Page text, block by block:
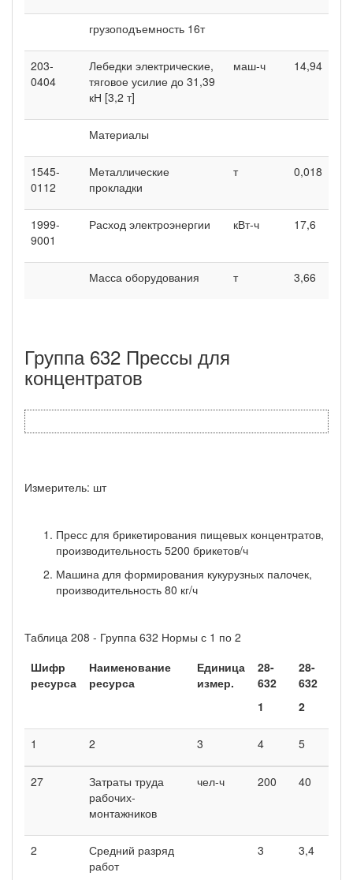
грузоподъемность 16т
203-
0404
Лебедки электрические,
тяговое усилие до 31,39
кН [3,2 т]
маш-ч 14,94
Материалы
1545-
0112
Металлические
прокладки
т 0,018
1999-
9001
Расход электроэнергии кВт-ч 17,6
Масса оборудования т 3,66
Группа 632 Прессы для
концентратов
Измеритель: шт
Пресс для брикетирования пищевых концентратов,
производительность 5200 брикетов/ч
Машина для формирования кукурузных палочек,
производительность 80 кг/ч
Таблица 208 - Группа 632 Нормы с 1 по 2
Шифр
ресурса
Наименование
ресурса
Единица
измер.
28-
632
1
28-
632
2
1 2 3 4 5
27
Затраты труда
рабочих-
монтажников
чел-ч 200 40
2
Средний разряд
работ
3 3,4